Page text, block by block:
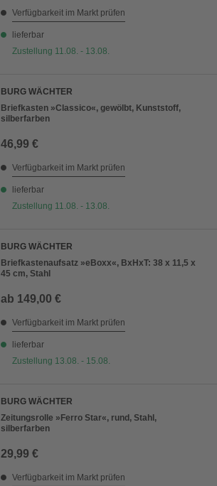
Verfügbarkeit im Markt prüfen
lieferbar
Zustellung 11.08. - 13.08.
BURG WÄCHTER
Briefkasten »Classico«, gewölbt, Kunststoff,
silberfarben
46,99 €
Verfügbarkeit im Markt prüfen
lieferbar
Zustellung 11.08. - 13.08.
BURG WÄCHTER
Briefkastenaufsatz »eBoxx«, BxHxT: 38 x 11,5 x
45 cm, Stahl
ab 149,00 €
Verfügbarkeit im Markt prüfen
lieferbar
Zustellung 13.08. - 15.08.
BURG WÄCHTER
Zeitungsrolle »Ferro Star«, rund, Stahl,
silberfarben
29,99 €
Verfügbarkeit im Markt prüfen